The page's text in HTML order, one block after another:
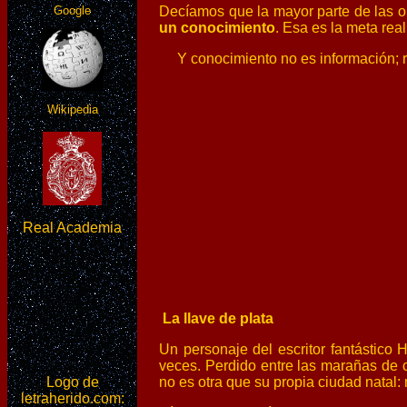
Google
Wikipedia
Real Academia
Logo de
letraherido.com:
Decíamos que la mayor parte de las
un conocimiento. Esa es la meta
Y conocimiento no es información;
La llave de plata
Un personaje del escritor fantástico
veces. Perdido entre las marañas
no es otra que su propia ciudad